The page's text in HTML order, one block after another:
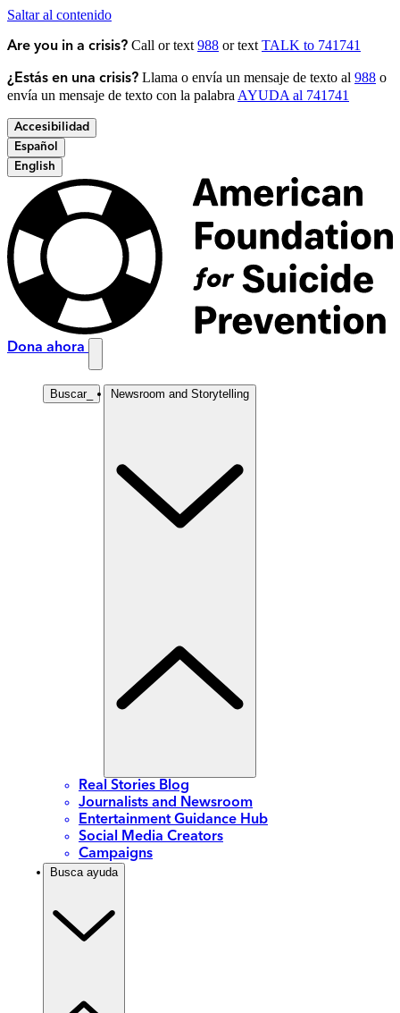
Saltar al contenido
Are you in a crisis? Call or text 988 or text TALK to 741741
¿Estás en una crisis? Llama o envía un mensaje de texto al 988 o
envía un mensaje de texto con la palabra AYUDA al 741741
Accesibilidad
Español
English
Dona ahora
Buscar_ Newsroom and Storytelling
Real Stories Blog
Journalists and Newsroom
Entertainment Guidance Hub
Social Media Creators
Campaigns
Busca ayuda